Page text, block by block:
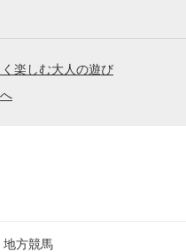
楽しむ大人の遊び
地方競馬